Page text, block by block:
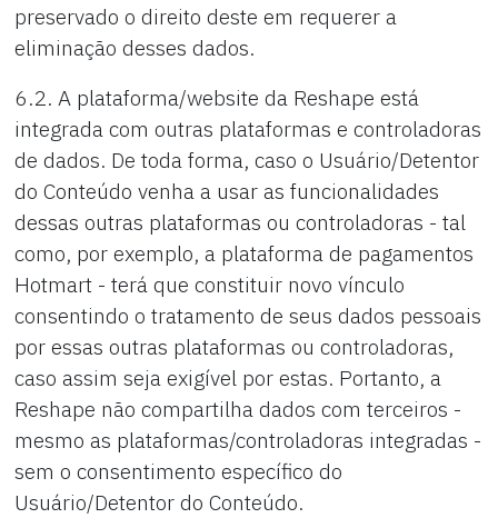
preservado o direito deste em requerer a
eliminação desses dados.
6.2. A plataforma/website da Reshape está
integrada com outras plataformas e controladoras
de dados. De toda forma, caso o Usuário/Detentor
do Conteúdo venha a usar as funcionalidades
dessas outras plataformas ou controladoras - tal
como, por exemplo, a plataforma de pagamentos
Hotmart - terá que constituir novo vínculo
consentindo o tratamento de seus dados pessoais
por essas outras plataformas ou controladoras,
caso assim seja exigível por estas. Portanto, a
Reshape não compartilha dados com terceiros -
mesmo as plataformas/controladoras integradas -
sem o consentimento específico do
Usuário/Detentor do Conteúdo.